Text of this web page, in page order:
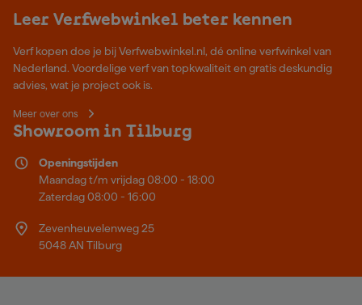
Leer Verfwebwinkel beter kennen
Verf kopen doe je bij Verfwebwinkel.nl, dé online verfwinkel van
Nederland. Voordelige verf van topkwaliteit en gratis deskundig
advies, wat je project ook is.
Meer over ons
Showroom in Tilburg
Openingstijden
Maandag t/m vrijdag 08:00 - 18:00
Zaterdag 08:00 - 16:00
Zevenheuvelenweg 25
5048 AN Tilburg